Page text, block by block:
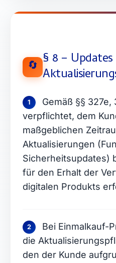
🔄 § 8 –
1
Gemäß §§
verpflichtet, dem
maßgeblichen
Aktualisierungen
Sicherheitsupdates)
für den Erhalt der
digitalen Produkts
2
Bei Einmalkauf-
die
den der Kunde